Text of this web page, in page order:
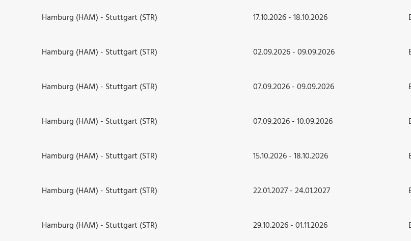
Hamburg (HAM) - Stuttgart (STR) 17.10.2026 - 18.10.2026
Hamburg (HAM) - Stuttgart (STR) 02.09.2026 - 09.09.2026
Hamburg (HAM) - Stuttgart (STR) 07.09.2026 - 09.09.2026
Hamburg (HAM) - Stuttgart (STR) 07.09.2026 - 10.09.2026
Hamburg (HAM) - Stuttgart (STR) 15.10.2026 - 18.10.2026
Hamburg (HAM) - Stuttgart (STR) 22.01.2027 - 24.01.2027
Hamburg (HAM) - Stuttgart (STR) 29.10.2026 - 01.11.2026